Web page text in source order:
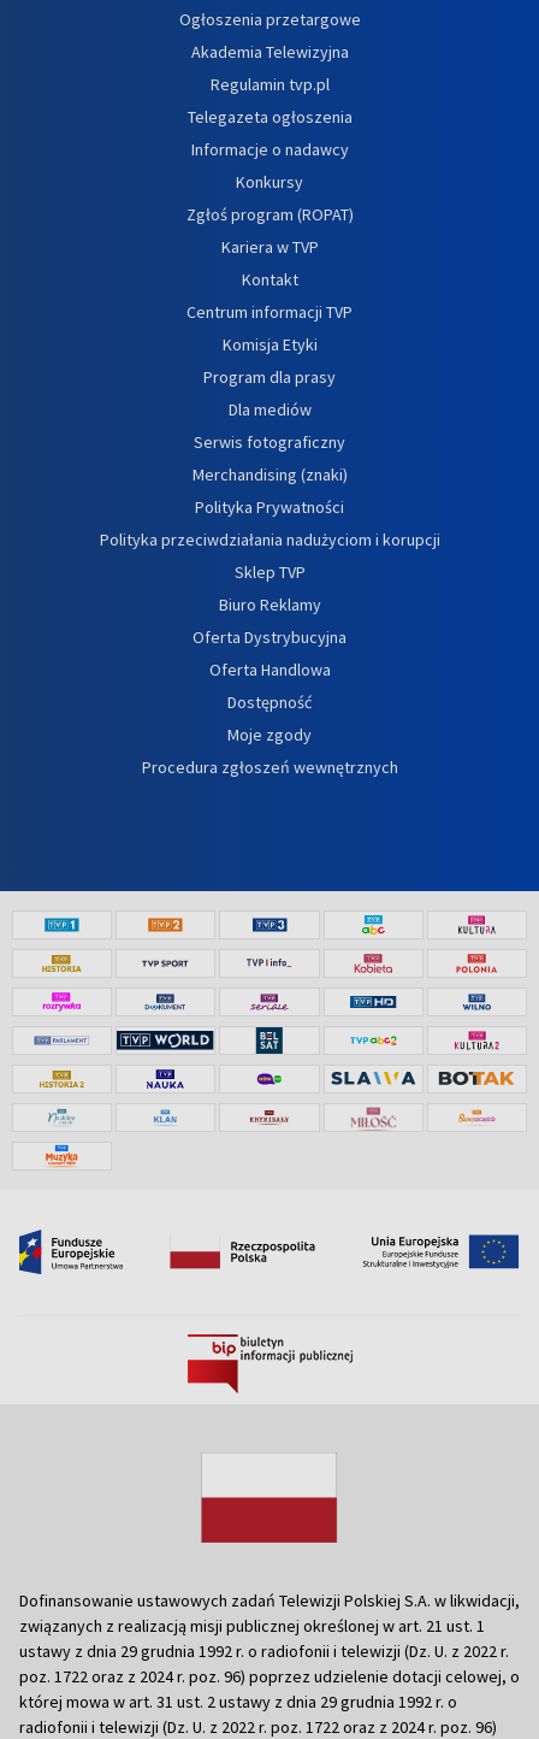
Ogłoszenia przetargowe
Akademia Telewizyjna
Regulamin tvp.pl
Telegazeta ogłoszenia
Informacje o nadawcy
Konkursy
Zgłoś program (ROPAT)
Kariera w TVP
Kontakt
Centrum informacji TVP
Komisja Etyki
Program dla prasy
Dla mediów
Serwis fotograficzny
Merchandising (znaki)
Polityka Prywatności
Polityka przeciwdziałania nadużyciom i korupcji
Sklep TVP
Biuro Reklamy
Oferta Dystrybucyjna
Oferta Handlowa
Dostępność
Moje zgody
Procedura zgłoszeń wewnętrznych
Dofinansowanie ustawowych zadań Telewizji Polskiej S.A. w likwidacji,
związanych z realizacją misji publicznej określonej w art. 21 ust. 1
ustawy z dnia 29 grudnia 1992 r. o radiofonii i telewizji (Dz. U. z 2022 r.
poz. 1722 oraz z 2024 r. poz. 96) poprzez udzielenie dotacji celowej, o
której mowa w art. 31 ust. 2 ustawy z dnia 29 grudnia 1992 r. o
radiofonii i telewizji (Dz. U. z 2022 r. poz. 1722 oraz z 2024 r. poz. 96)